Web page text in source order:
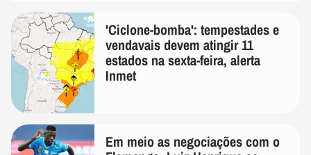
'Ciclone-bomba': tempestades e
vendavais devem atingir 11
estados na sexta-feira, alerta
Inmet
Em meio as negociações com o